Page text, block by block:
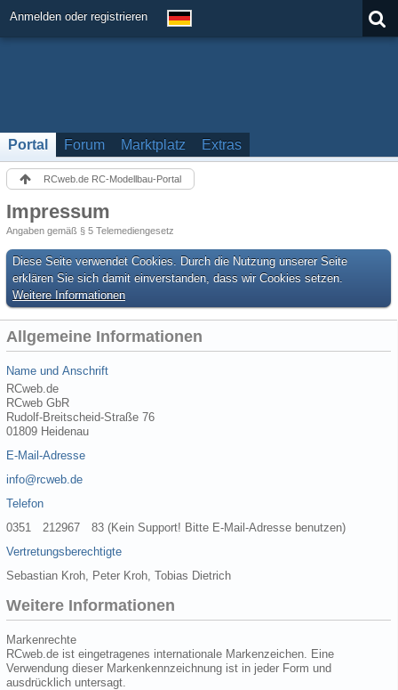
Anmelden oder registrieren
Portal Forum Marktplatz Extras
RCweb.de RC-Modellbau-Portal
Impressum
Angaben gemäß § 5 Telemediengesetz
Diese Seite verwendet Cookies. Durch die Nutzung unserer Seite
erklären Sie sich damit einverstanden, dass wir Cookies setzen.
Weitere Informationen
Allgemeine Informationen
Name und Anschrift
RCweb.de
RCweb GbR
Rudolf-Breitscheid-Straße 76
01809 Heidenau
E-Mail-Adresse
info@rcweb.de
Telefon
0351 212967 83 (Kein Support! Bitte E-Mail-Adresse benutzen)
Vertretungsberechtigte
Sebastian Kroh, Peter Kroh, Tobias Dietrich
Weitere Informationen
Markenrechte
RCweb.de ist eingetragenes internationale Markenzeichen. Eine
Verwendung dieser Markenkennzeichnung ist in jeder Form und
ausdrücklich untersagt.